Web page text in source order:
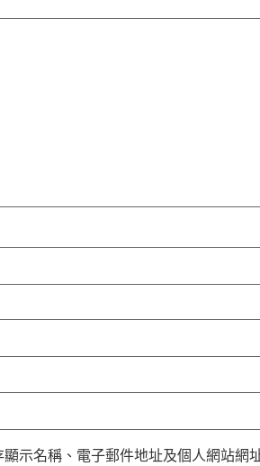
顯示名稱、電子郵件地址及個人網站網